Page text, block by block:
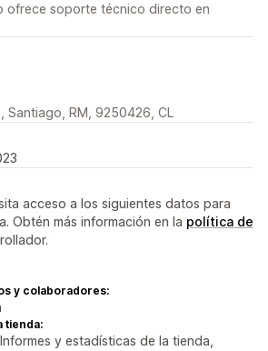
ofrece soporte técnico directo en
Santiago, RM, 9250426, CL
acceso a los siguientes datos para
Obtén más información en la política de
y colaboradores:
tienda:
y estadísticas de la tienda,